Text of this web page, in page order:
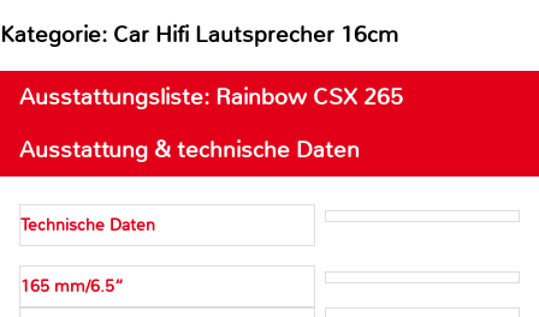
Kategorie: Car Hifi Lautsprecher 16cm
Ausstattungsliste: Rainbow CSX 265
Ausstattung & technische Daten
Technische Daten
165 mm/6.5“